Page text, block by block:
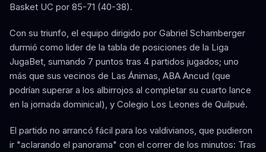
Basket UC por 85-71 (40-38).
Con su triunfo, el equipo dirigido por Gabriel Schamberger
durmió como lider de la tabla de posiciones de la Liga
JugaBet, sumando 7 puntos tras 4 partidos jugados; uno
más que sus vecinos de Las Ánimas, ABA Ancud (que
podrían superar a los albirrojos al completar su cuarto lance
en la jornada dominical), y Colegio Los Leones de Quilpué.
El partido no arrancó fácil para los valdivianos, que pudieron
ir "aclarando el panorama" con el correr de los minutos: Tras